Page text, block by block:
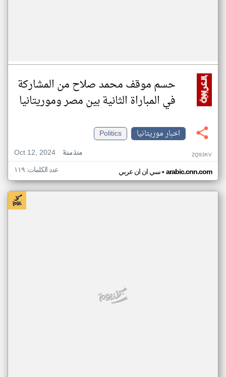
حسم موقف محمد صلاح من المشاركة
في المباراة الثانية بين مصر وموريتانيا
اخبار موريتانيا
Politics
Oct 12, 2024
منذ سنة ZQ93KV
سي ان ان عربي• arabic.cnn.com عدد الكلمات: ١١٩